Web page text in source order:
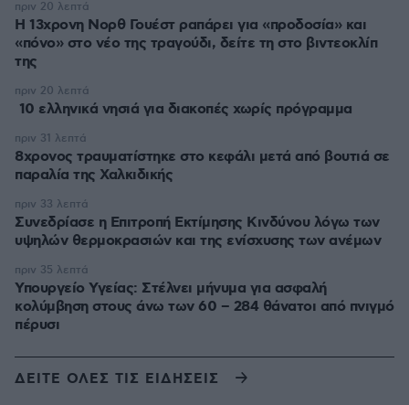
Η 13χρονη Νορθ Γουέστ ραπάρει για «προδοσία» και
«πόνο» στο νέο της τραγούδι, δείτε τη στο βιντεοκλίπ
της
πριν 20 λεπτά
10 ελληνικά νησιά για διακοπές χωρίς πρόγραμμα
πριν 20 λεπτά
8χρονος τραυματίστηκε στο κεφάλι μετά από βουτιά σε
παραλία της Χαλκιδικής
πριν 31 λεπτά
Συνεδρίασε η Επιτροπή Εκτίμησης Κινδύνου λόγω των
υψηλών θερμοκρασιών και της ενίσχυσης των ανέμων
πριν 33 λεπτά
Υπουργείο Υγείας: Στέλνει μήνυμα για ασφαλή
κολύμβηση στους άνω των 60 – 284 θάνατοι από πνιγμό
πέρυσι
πριν 35 λεπτά
ΔΕΙΤΕ ΟΛΕΣ ΤΙΣ ΕΙΔΗΣΕΙΣ